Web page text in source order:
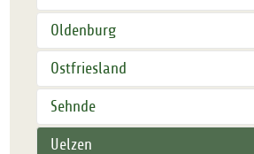
Oldenburg
Ostfriesland
Sehnde
Uelzen